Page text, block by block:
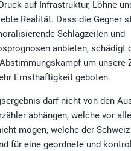
auf Infrastruktur, Löhne
Realität. Dass die Gegner
Schlagzeilen und
anbieten, schädigt
um unsere
Ernsthaftigkeit geboten.
darf nicht von den
abhängen, welche vor
mögen, welche der
für eine geordnete und